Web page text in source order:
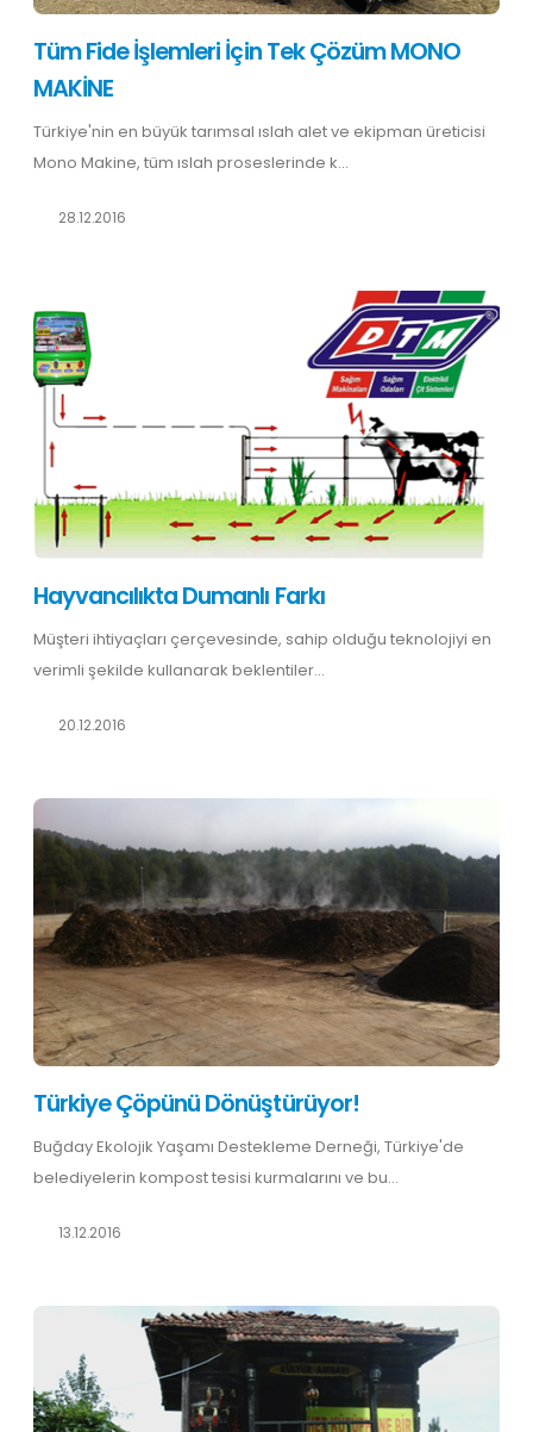
Tüm Fide İşlemleri İçin Tek Çözüm MONO
MAKİNE
Türkiye'nin en büyük tarımsal ıslah alet ve ekipman üreticisi
Mono Makine, tüm ıslah proseslerinde k...
28.12.2016
Hayvancılıkta Dumanlı Farkı
Müşteri ihtiyaçları çerçevesinde, sahip olduğu teknolojiyi en
verimli şekilde kullanarak beklentiler...
20.12.2016
Türkiye Çöpünü Dönüştürüyor!
Buğday Ekolojik Yaşamı Destekleme Derneği, Türkiye'de
belediyelerin kompost tesisi kurmalarını ve bu...
13.12.2016